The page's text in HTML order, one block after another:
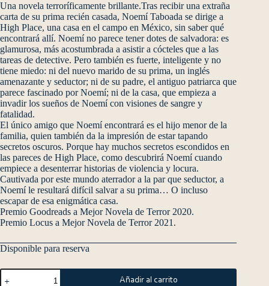
Una novela terroríficamente brillante.Tras recibir una extraña
carta de su prima recién casada, Noemí Taboada se dirige a
High Place, una casa en el campo en México, sin saber qué
encontrará allí. Noemí no parece tener dotes de salvadora: es
glamurosa, más acostumbrada a asistir a cócteles que a las
tareas de detective. Pero también es fuerte, inteligente y no
tiene miedo: ni del nuevo marido de su prima, un inglés
amenazante y seductor; ni de su padre, el antiguo patriarca que
parece fascinado por Noemí; ni de la casa, que empieza a
invadir los sueños de Noemí con visiones de sangre y
fatalidad.
El único amigo que Noemí encontrará es el hijo menor de la
familia, quien también da la impresión de estar tapando
secretos oscuros. Porque hay muchos secretos escondidos en
las pareces de High Place, como descubrirá Noemí cuando
empiece a desenterrar historias de violencia y locura.
Cautivada por este mundo aterrador a la par que seductor, a
Noemí le resultará difícil salvar a su prima… O incluso
escapar de esa enigmática casa.
Premio Goodreads a Mejor Novela de Terror 2020.
Premio Locus a Mejor Novela de Terror 2021.
Disponible para reserva
Añadir al carrito